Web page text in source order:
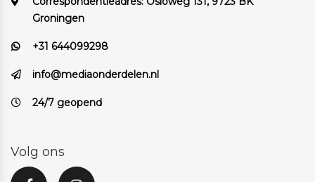
Groningen
+31 644099298
info@mediaonderdelen.nl
24/7 geopend
Volg ons